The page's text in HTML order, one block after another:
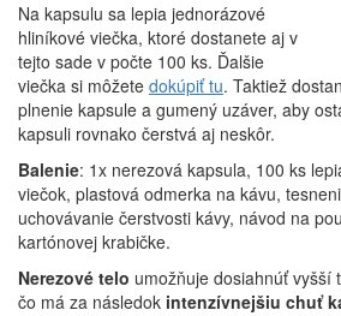
Na kapsulu sa lepia jednorázové
hliníkové viečka, ktoré dostanete aj v
tejto sade v počte 100 ks. Ďalšie
viečka si môžete dokúpiť tu. Taktiež
plnenie kapsule a gumený uzáver, aby
kapsuli rovnako čerstvá aj neskôr.
Balenie: 1x nerezová kapsula, 100 ks
viečok, plastová odmerka na kávu,
uchovávanie čerstvosti kávy, návod na
kartónovej krabičke.
Nerezové telo umožňuje dosiahnúť vyšší
čo má za následok intenzívnejšiu chuť